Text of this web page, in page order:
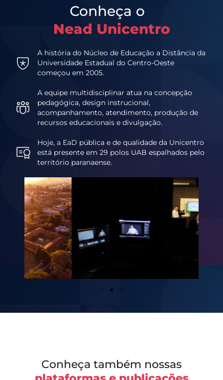
Conheça o
Nead Unicentro
A história do Núcleo de Educação a Distância da
Universidade Estadual do Centro-Oeste
começou em 2005.
A equipe multidisciplinar atua na concepção
pedagógica, design instrucional,
acompanhamento, atendimento, produção de
recursos educacionais e divulgação.
Hoje, a EaD pública e de qualidade da Unicentro
está presente em 29 polos UAB espalhados pelo
território paranaense.
Conheça também nossas